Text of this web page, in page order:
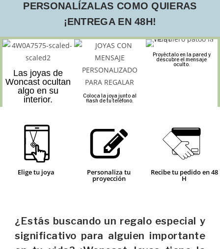
PERSONALÍZALAS COMO QUIERAS
¡ENTREGA EN 48H!
Las joyas de
Woncast ocultan
algo en su
interior.
Coloca la joya junto al
flash de tu teléfono.
Proyéctalo en la pared y
descubre el mensaje
oculto.
Elige tu joya Personaliza tu
proyección
Recibe tu pedido en 48
H
¿Estás buscando un regalo especial y
significativo para alguien importante